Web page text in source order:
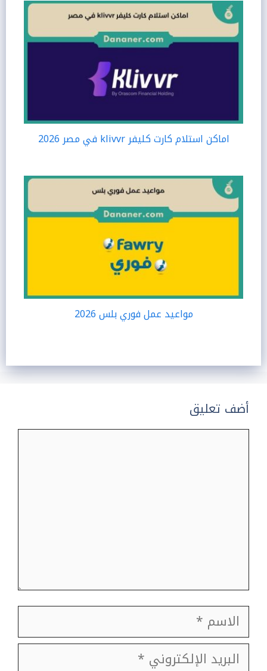
اماكن استلام كارت كليفر klivvr في مصر 2026
مواعيد عمل فوري بلس 2026
أضف تعليق
الاسم
البريد